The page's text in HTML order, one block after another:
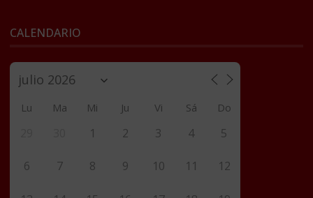
CALENDARIO
Lu Ma Mi Ju Vi Sá Do
1 2 3 4 5
6 7 8 9 10 11 12